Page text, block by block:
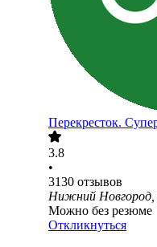
Перекресток.
3.8
•
3130 отзывов
Нижний Новгород,
Можно без резюме
Откликнуться